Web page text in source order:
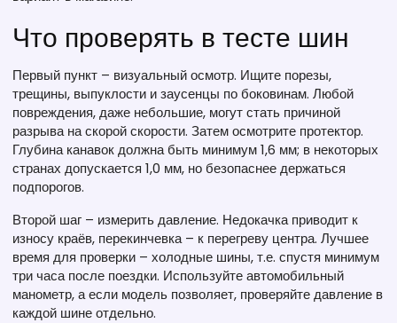
Что проверять в тесте шин
Первый пункт – визуальный осмотр. Ищите порезы,
трещины, выпуклости и заусенцы по боковинам. Любой
повреждения, даже небольшие, могут стать причиной
разрыва на скорой скорости. Затем осмотрите протектор.
Глубина канавок должна быть минимум 1,6 мм; в некоторых
странах допускается 1,0 мм, но безопаснее держаться
подпорогов.
Второй шаг – измерить давление. Недокачка приводит к
износу краёв, перекинчевка – к перегреву центра. Лучшее
время для проверки – холодные шины, т.е. спустя минимум
три часа после поездки. Используйте автомобильный
манометр, а если модель позволяет, проверяйте давление в
каждой шине отдельно.